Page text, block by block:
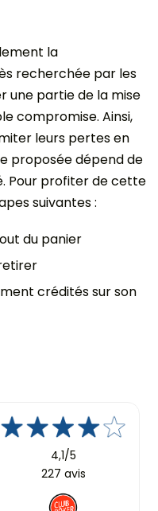
la
recherchée par les
une partie de la mise
compromise. Ainsi,
leurs pertes en
proposée dépend de
Pour profiter de cette
suivantes :
du panier
crédités sur son
4,1/5
227 avis